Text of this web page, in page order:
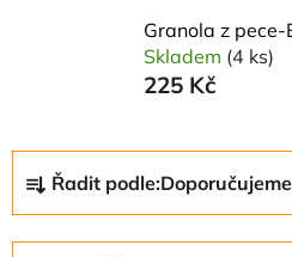
Granola z
Skladem (4 ks)
225 Kč
a
z
Řadit podle:Doporučujeme